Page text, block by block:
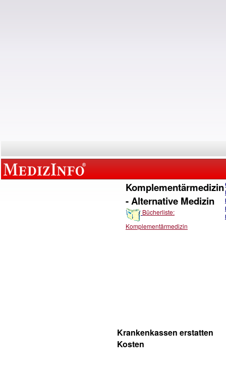
Komplementärmedizin
- Alternative Medizin
Bücherliste:
Komplementärmedizin
Krankenkassen erstatten
Kosten